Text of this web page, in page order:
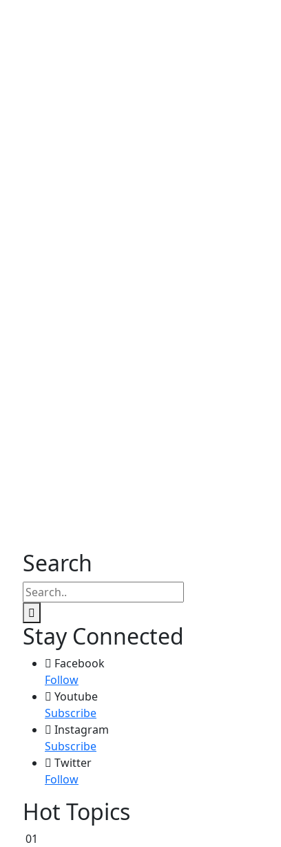
Search
Stay Connected
Facebook
Follow
Youtube
Subscribe
Instagram
Subscribe
Twitter
Follow
Hot Topics
01